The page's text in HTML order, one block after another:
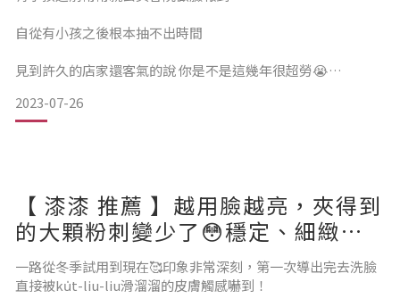
「SPA」、「淨化」
就找到了最適合我的禮物，準備給自己慰勞當媽媽的辛苦，滿
足在家做臉的願望！
自從有小孩之後根本抽不出時間
見到許久的店家還客氣的說 你是不是這幾年很超勞😭
媽媽們都知道要多多愛護自己
從今年三月開始
我就開始使用日本原裝進口的 Ands Beauty #脈衝離子機保養
2023-07-26
【 漆漆 推薦 】越用臉越亮，夾得到
的大顆粉刺變少了😳穩定、細緻膚
況非常有感
一路從冬季試用到現在🥰印象非常深刻，第一次導出完去洗臉
直接被ku̍t-liu-liu滑溜溜的皮膚觸感嚇到！